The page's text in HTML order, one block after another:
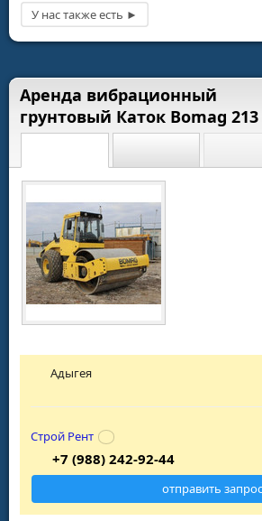
Аренда вибрационный
грунтовый Каток Bomag 213
Адыгея
Строй Рент
+7 (988) 242-92-44
отправить запрос